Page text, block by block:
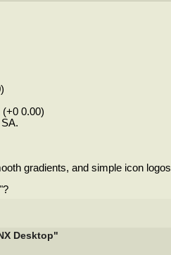
0.00)
gradients, and simple icon logos
Desktop"